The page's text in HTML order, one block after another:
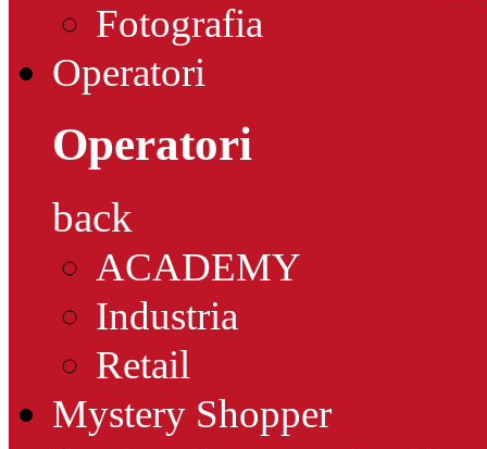
Fotografia
Operatori
Operatori
back
ACADEMY
Industria
Retail
Mystery Shopper